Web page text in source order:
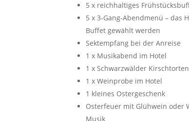
5 x reichhaltiges
5 x 3-Gang-Abendmenü – das
Buffet gewählt werden
Sektempfang bei der Anreise
1 x Musikabend im Hotel
1 x Schwarzwälder
1 x Weinprobe im Hotel
1 kleines Ostergeschenk
Osterfeuer mit Glühwein oder
Musik